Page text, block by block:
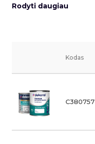
Rodyti daugiau
Kodas
C380757